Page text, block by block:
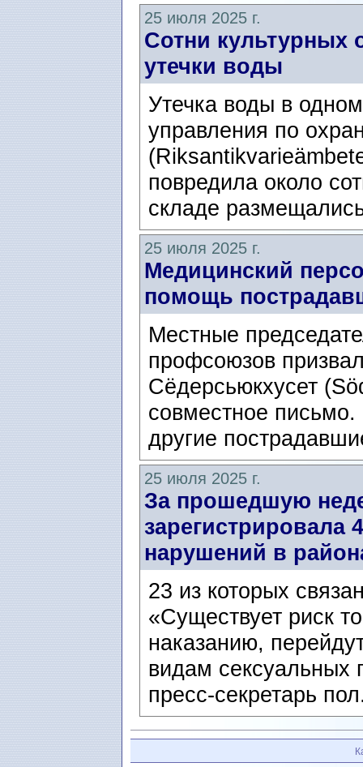
25 июля 2025 г.
Сотни культурных
утечки воды
Утечка воды в
управления по
повредила около
складе
25 июля 2025 г.
Медицинский
помощь
Местные
профсоюзов
Сёдерсьюкхусет
совместное
другие
25 июля 2025 г.
За прошедшую
зарегистрировала
нарушений в
23 из которых
«Существует риск
наказанию,
видам сексуальных
пресс-секретарь